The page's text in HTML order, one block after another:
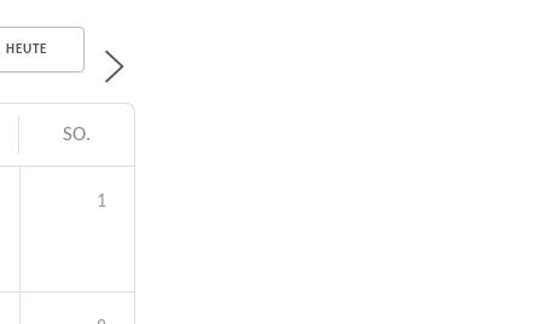
HEUTE
SO.
1